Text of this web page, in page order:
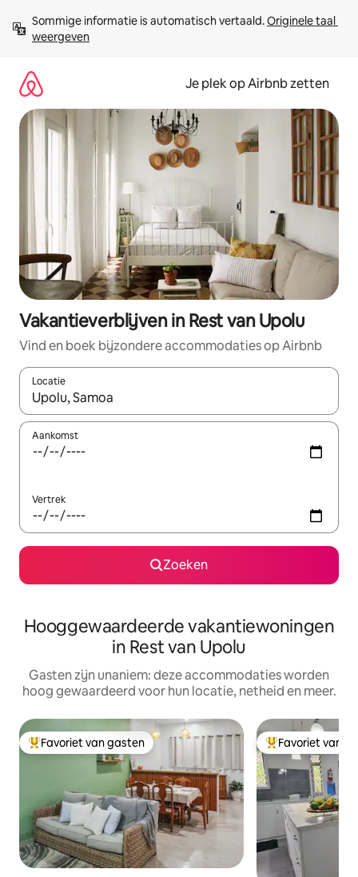
direct
naar
Sommige informatie is automatisch vertaald. Originele taal
weergeven
Je plek op Airbnb zetten
Vakantieverblijven in Rest van Upolu
Vind en boek bijzondere accommodaties op Airbnb
Locatie
Wanneer er resultaten beschikbaar zijn, maak je een keuze
Aankomst
Vertrek
Zoeken
Hooggewaardeerde vakantiewoningen
in Rest van Upolu
Gasten zijn unaniem: deze accommodaties worden
hoog gewaardeerd voor hun locatie, netheid en meer.
Topfavoriet van gasten
Favoriet van gasten Topfavoriet van
Favoriet van